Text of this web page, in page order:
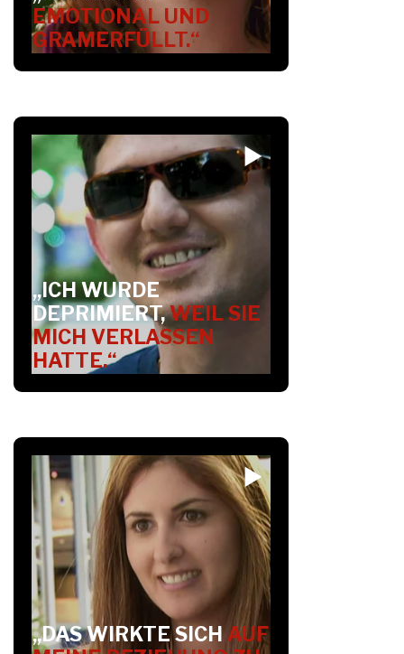
EMOTIONAL UND
GRAMERFÜLLT.“
„ICH WURDE
DEPRIMIERT,WEIL SIE
MICH VERLASSEN
HATTE.“
„DAS WIRKTE SICHAUF